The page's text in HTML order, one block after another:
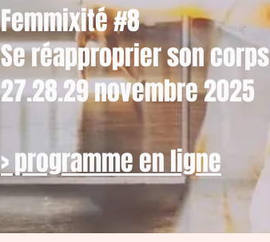
Femmixité #8
Se réapproprier son corps
27.28.29 novembre 2025
> programme en ligne